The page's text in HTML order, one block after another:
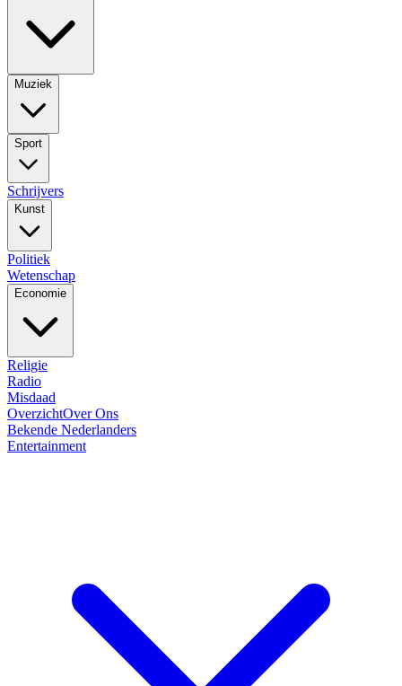
Muziek
Sport
Schrijvers
Kunst
Politiek
Wetenschap
Economie
Religie
Radio
Misdaad
OverzichtOver Ons
Bekende Nederlanders
Entertainment